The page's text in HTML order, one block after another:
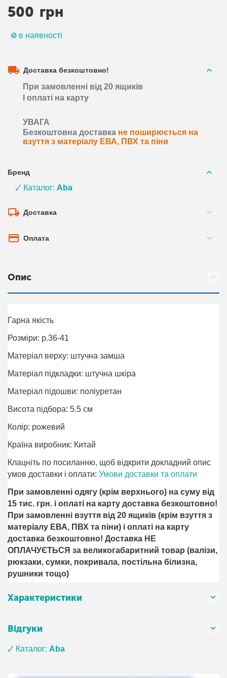
500 грн
в наявності
Доставка безкоштовно!
При замовленні від 20 ящиків
І оплаті на карту
УВАГА
Безкоштовна доставка не поширюється на
взуття з матеріалу ЕВА, ПВХ та піни
Бренд
🗸 Каталог:Aba
Доставка
Оплата
Опис
Гарна якість
Розміри: р.36-41
Матеріал верху: штучна замша
Матеріал підкладки: штучна шкіра
Матеріал підошви: поліурeтан
Висота підбора: 5.5 см
Колір: рожевий
Країна виробник: Китай
Клацніть по посиланню, щоб відкрити докладний опис
умов доставки і оплати:Умови доставки та оплати
При замовленні одягу (крім верхнього) на суму від
15 тис. грн. і оплаті на карту доставка безкоштовно!
При замовленні взуття від 20 ящиків (крім взуття з
матеріалу ЕВА, ПВХ та піни) і оплаті на карту
доставка безкоштовно! Доставка НЕ ​​
ОПЛАЧУЄТЬСЯ за великогабаритний товар (валізи,
рюкзаки, сумки, покривала, постільна білизна,
рушники тощо)
Характеристики
Відгуки
🗸 Каталог:Aba